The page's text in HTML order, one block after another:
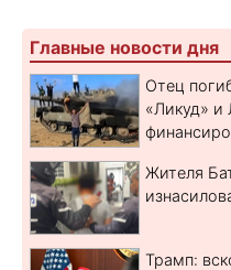
Главные новости дня
Отец
«Ликуд» и
Жителя
Трамп: